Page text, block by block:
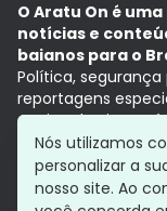
O Aratu On é
notícias e
baianos para o
Política,
reportagens
Aqui, tudo vira
com a
Grupo Aratu
Nós utilizamos
personalizar a
nosso site. Ao